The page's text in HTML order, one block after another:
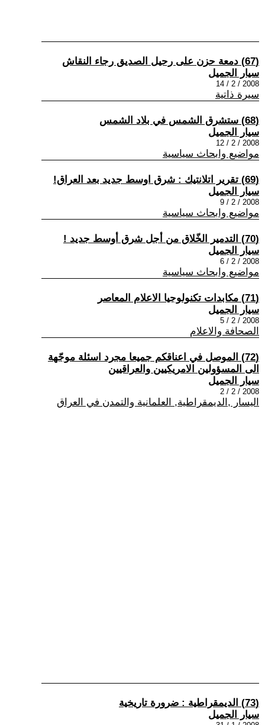
(67) دمعة حزن على رحيل الصديق رجاء النقاش
سيار الجميل
2008 / 2 / 14
سيرة ذاتية
(68) ستشرق الشمس في بلاد الشمس
سيار الجميل
2008 / 2 / 12
مواضيع وابحاث سياسية
(69) تقرير اتلانتيك : شرق اوسط جديد بعد العراق!
سيار الجميل
2008 / 2 / 9
مواضيع وابحاث سياسية
(70) التدمير الخّلاق من أجل شرق أوسط جديد !
سيار الجميل
2008 / 2 / 6
مواضيع وابحاث سياسية
(71) مكابدات تكنولوجيا الاعلام المعاصر
سيار الجميل
2008 / 2 / 5
الصحافة والاعلام
(72) الموصل في اعناقكم جميعا مجرد اسئلة موجّهة
الى المسؤولين الامريكيين والعراقيين
سيار الجميل
2008 / 2 / 2
اليسار ,الديمقراطية, العلمانية والتمدن في العراق
(73) الديمقراطية : ضرورة تاريخية
سيار الجميل